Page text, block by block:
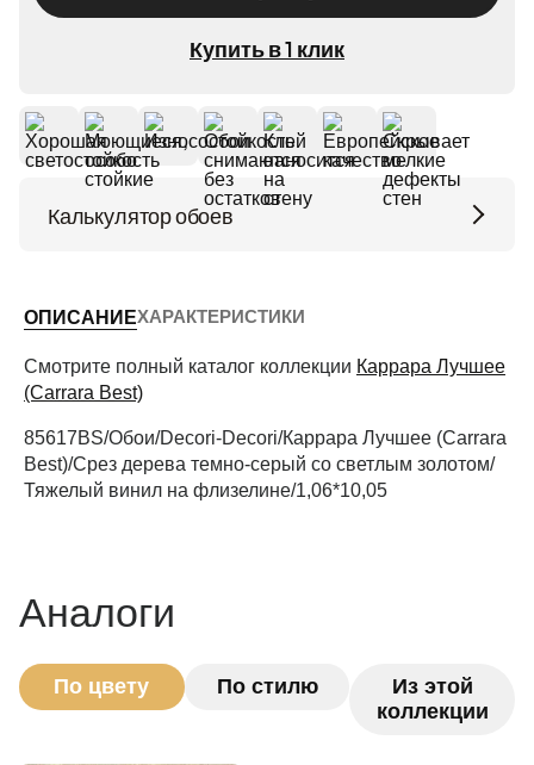
Купить в 1 клик
Калькулятор обоев
Периметр комнаты (м)
Рассчитать
ОПИСАНИЕХАРАКТЕРИСТИКИ
Смотрите полный каталог коллекции Каррара Лучшее
(Carrara Best)
85617BS/Обои/Decori-Decori/Каррара Лучшее (Carrara
Best)/Срез дерева темно-серый со светлым золотом/
Тяжелый винил на флизелине/1,06*10,05
Аналоги
По цвету По стилю
Из этой
коллекции